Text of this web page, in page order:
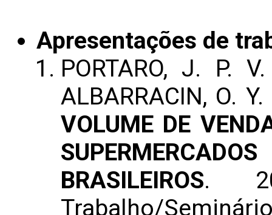
Apresentações de
PORTARO, J. P.
ALBARRACIN, O.
VOLUME DE
BRASILEIROS.
Trabalho/